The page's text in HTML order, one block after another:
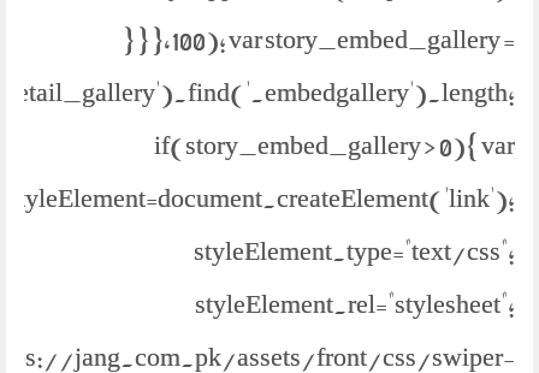
} } },100); var story_embed_gallery =
if(story_embed_gallery > 0){ var
styleElement=document.createElement('link');
styleElement.type="text/css";
styleElement.rel="stylesheet";
jang.com.pk/assets/front/css/swiper-